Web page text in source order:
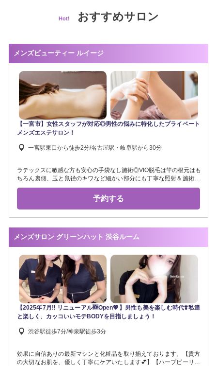
Hot! おすすめサロン
メンズビューティー ルイージ
【一宮市】女性スタッフが対応◎男性の悩みに特化したプライベート
メンズエステサロン！
一宮駅東口から徒歩2分/名古屋駅・岐阜駅から30分
ラテックスに敏感な方も安心の手袋なし施術◎VIO脱毛は竿の根元はも
ちろん裏側、玉と鼠径のキワなど細かい部分にも丁寧な照射＆施術後
ケアもこだわります! 効果の実感できるLED脱毛とデリケート部分を含
めた全身のケアをご提供。毛のお悩みや肌質改善、リラクゼーショ
ン、疲労回復など何でもご相談ください！ 《駐車場完備》《シャワー
無料》《女性スタッフ施術》《個室》
予約する
メンズサロン グリーンハット 渋谷ルーム
【2025年7月‼︎ リニューアル🆕Open💖】男性も美を楽しむ時代❣️私達
と楽しく、カッコいいモテBODYを目指しましょう！
渋谷駅徒歩7分/神泉駅徒歩3分
効果に自信ありの最新マシンと化粧品を取り揃えております。【貴方
の大切なお肌を、優しく丁寧にケアいたします💕】【ハーブピーリン